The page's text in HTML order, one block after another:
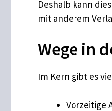
Deshalb kann
mit anderem
Wege in
Im Kern gibt es
Vorzeitige